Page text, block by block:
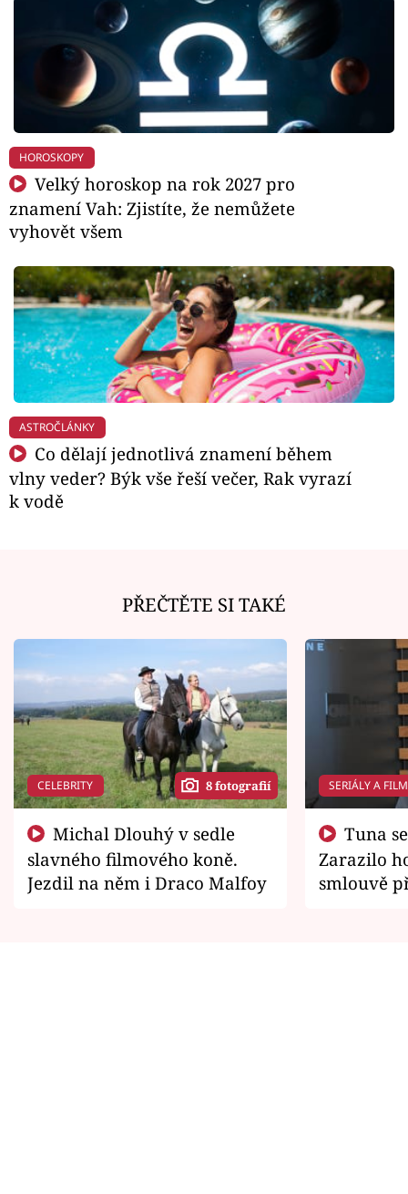
HOROSKOPY
Velký horoskop na rok 2027 pro
znamení Vah: Zjistíte, že nemůžete
vyhovět všem
ASTROČLÁNKY
Co dělají jednotlivá znamení během
vlny veder? Býk vše řeší večer, Rak vyrazí
k vodě
PŘEČTĚTE SI TAKÉ
CELEBRITY 8 fotografií
slavného filmového koně.
Jezdil na něm i Draco Malfoy
SERIÁLY A
Zarazilo
smlouvě